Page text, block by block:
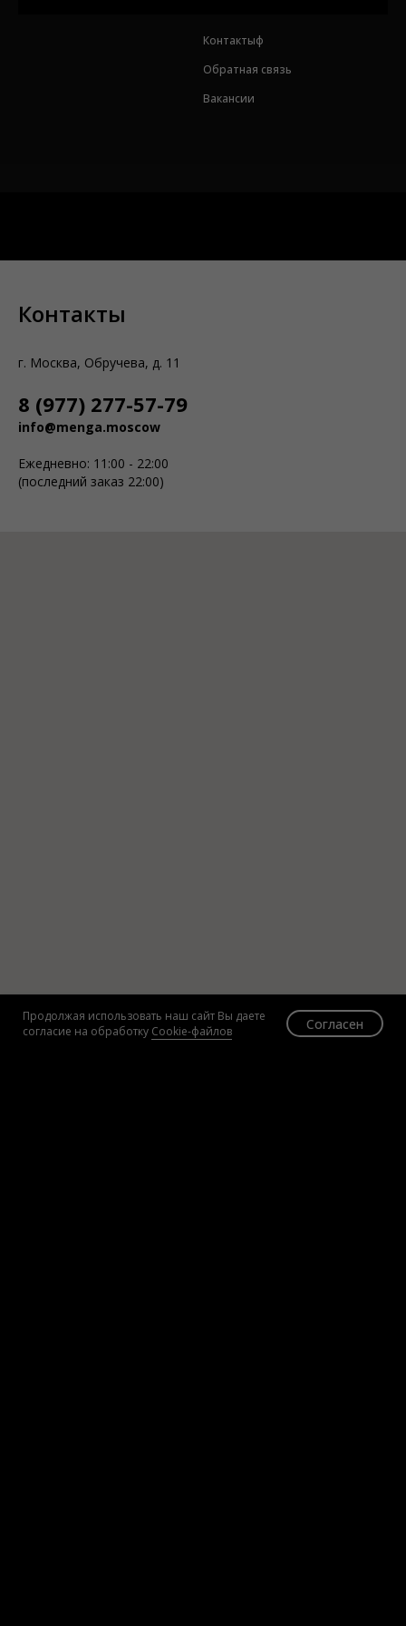
Контактыф
Обратная связь
Вакансии
Контакты
г. Москва, Обручева, д. 11
8 (977) 277-57-79
info@menga.moscow
Ежедневно: 11:00 - 22:00
(последний заказ 22:00)
Продолжая использовать наш сайт Вы даете
согласие на обработку Cookie-файлов Согласен